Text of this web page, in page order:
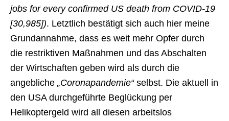
jobs for every confirmed US death from COVID-19
[30,985]). Letztlich bestätigt sich auch hier meine
Grundannahme, dass es weit mehr Opfer durch
die restriktiven Maßnahmen und das Abschalten
der Wirtschaften geben wird als durch die
angebliche „Coronapandemie“selbst. Die aktuell in
den USA durchgeführte Beglückung per
Helikoptergeld wird all diesen arbeitslos